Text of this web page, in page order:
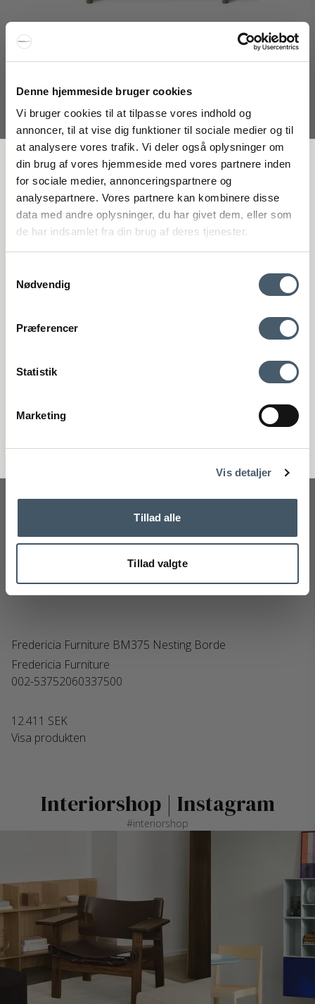
Denne hjemmeside bruger cookies
Vi bruger cookies til at tilpasse vores indhold og
annoncer, til at vise dig funktioner til sociale medier og til
at analysere vores trafik. Vi deler også oplysninger om
din brug af vores hjemmeside med vores partnere inden
for sociale medier, annonceringspartnere og
analysepartnere. Vores partnere kan kombinere disse
data med andre oplysninger, du har givet dem, eller som
de har indsamlet fra din brug af deres tjenester.
Nødvendig
Præferencer
Statistik
Marketing
Vis detaljer
Tillad alle
Tillad valgte
Fredericia Furniture Piloti 6725 Soffbord
Fredericia Furniture
002-6725M
9.971 SEK
Pris från7.977 SEK
Fredericia Furniture BM375 Nesting Borde
Fredericia Furniture
002-53752060337500
12.411 SEK
Visa produkten
Interiorshop | Instagram
#interiorshop
FÅ 20 % RABATT
Få 20 % rabatt genom att prenumerera på vårt nyhetsbrev. *Din rabatt
kan inte användas på redan nedsatta varor eller produkter från
Rocket.
Genom att anmäla dig till vårt nyhetsbrev godkänner du att få vårt
Nej tack